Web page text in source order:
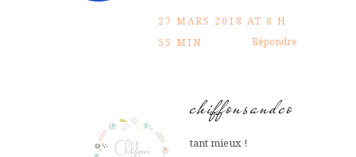
27 MARS 2018 AT 8 H
55 MIN
Répondre
chiffonsandco
tant mieux !